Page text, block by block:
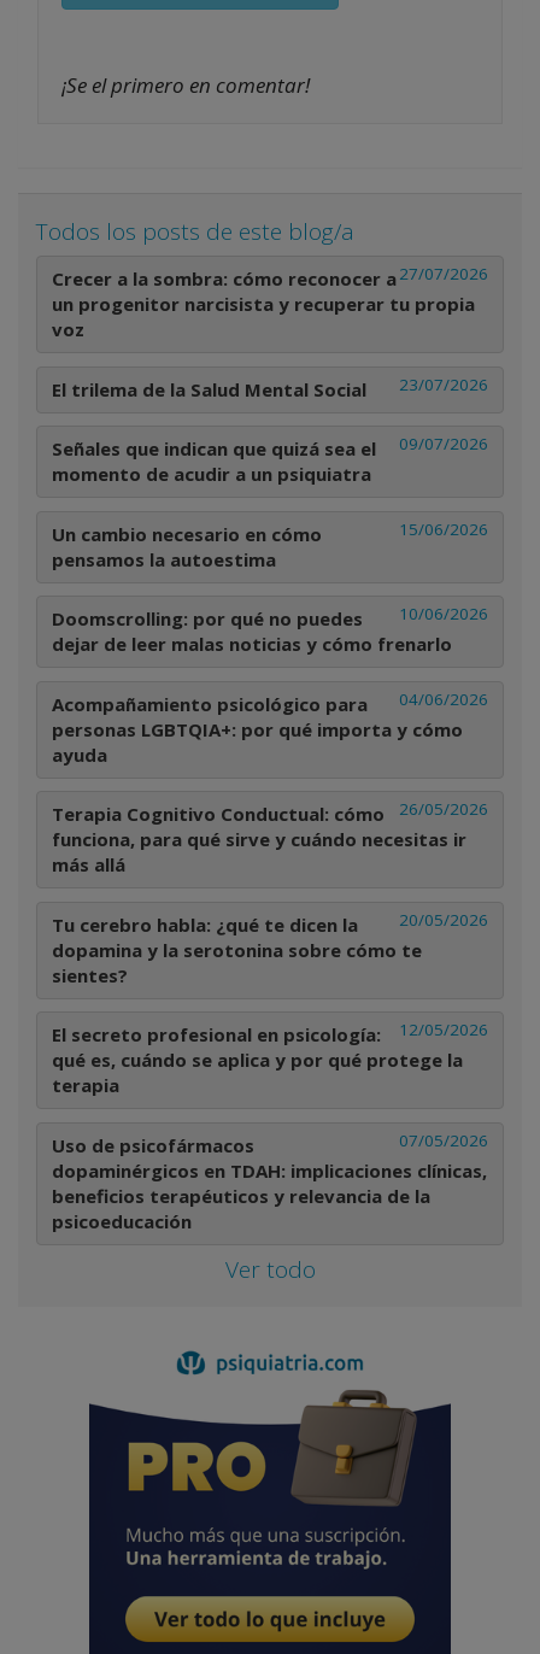
¡Se el primero en comentar!
Todos los posts de este blog/a
27/07/2026
Crecer a la sombra: cómo reconocer a
un progenitor narcisista y recuperar tu propia
voz
23/07/2026
El trilema de la Salud Mental Social
09/07/2026
Señales que indican que quizá sea el
momento de acudir a un psiquiatra
15/06/2026
Un cambio necesario en cómo
pensamos la autoestima
10/06/2026
Doomscrolling: por qué no puedes
dejar de leer malas noticias y cómo frenarlo
04/06/2026
Acompañamiento psicológico para
personas LGBTQIA+: por qué importa y cómo
ayuda
26/05/2026
Terapia Cognitivo Conductual: cómo
funciona, para qué sirve y cuándo necesitas ir
más allá
20/05/2026
Tu cerebro habla: ¿qué te dicen la
dopamina y la serotonina sobre cómo te
sientes?
12/05/2026
El secreto profesional en psicología:
qué es, cuándo se aplica y por qué protege la
terapia
07/05/2026
Uso de psicofármacos
dopaminérgicos en TDAH: implicaciones clínicas,
beneficios terapéuticos y relevancia de la
psicoeducación
Ver todo